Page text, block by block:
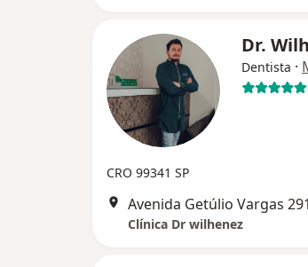
Dr.
Dentista ·
CRO 99341 SP
Clínica Dr wilhenez